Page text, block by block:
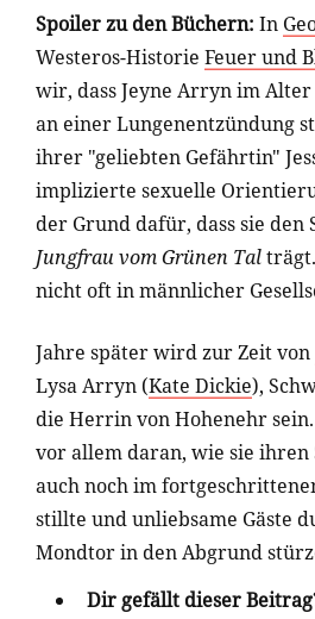
Spoiler zu den Büchern: In
Westeros-Historie Feuer und
wir, dass Jeyne Arryn im
an einer Lungenentzündung
ihrer "geliebten Gefährtin"
implizierte sexuelle
der Grund dafür, dass sie den
Jungfrau vom Grünen Tal
nicht oft in männlicher
Jahre später wird zur Zeit von
Lysa Arryn (Kate Dickie),
die Herrin von Hohenehr
vor allem daran, wie sie ihren
auch noch im
stillte und unliebsame Gäste
Mondtor in den Abgrund
Dir gefällt dieser